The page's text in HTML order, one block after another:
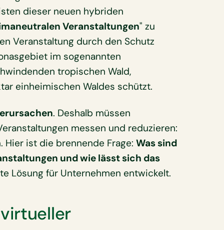
dieser neuen hybriden
Veranstaltungen" zu
Veranstaltung durch den Schutz
im sogenannten
tropischen Wald,
einheimischen Waldes schützt.
. Deshalb müssen
messen und reduzieren:
Hier ist die brennende Frage: Was sind
und wie lässt sich das
Lösung für Unternehmen entwickelt.